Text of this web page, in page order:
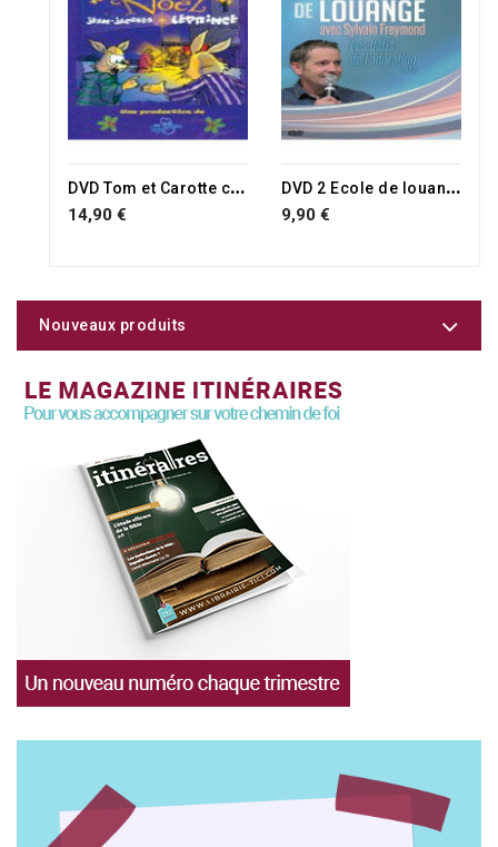
D
VD Tom et Carotte chantent Noël
14,90 €
D
VD 2 Ecole de louange : Les défis de l'adoration. Sylvain Freymond
9,90 €
Nouveaux produits